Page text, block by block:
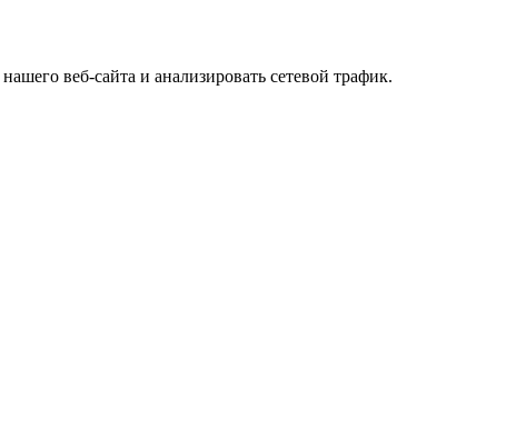
веб-сайта и анализировать сетевой трафик.